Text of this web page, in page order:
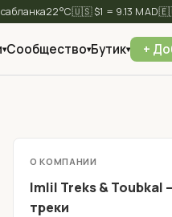
22°C🇺🇸 $1 = 9.13 MAD
▾Сообщество▾Бутик▾ +
О КОМПАНИИ
Imlil Treks & Toubkal
треки